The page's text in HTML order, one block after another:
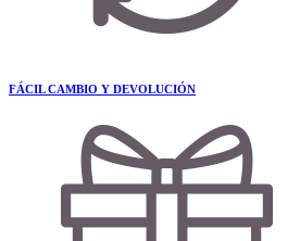
FÁCIL CAMBIO Y DEVOLUCIÓN